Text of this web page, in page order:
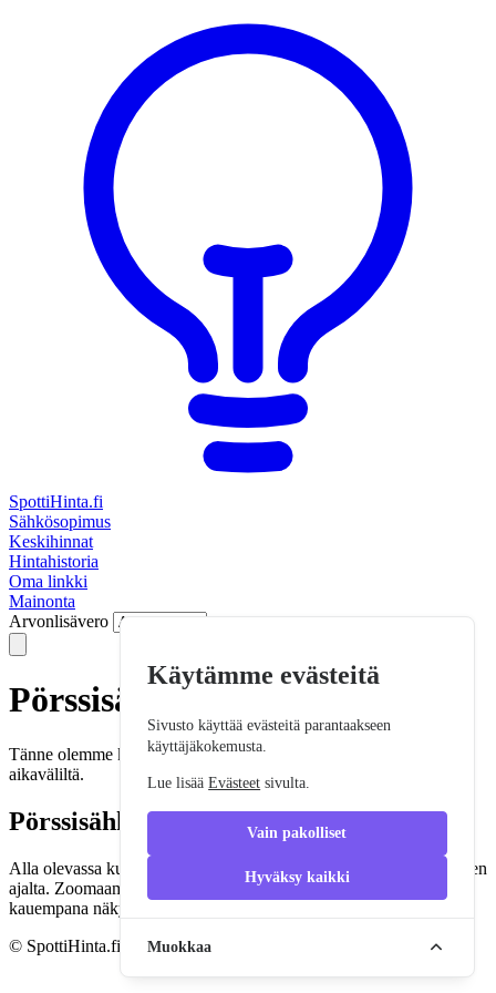
SpottiHinta.fi
Sähkösopimus
Keskihinnat
Hintahistoria
Oma linkki
Mainonta
Arvonlisävero
Pörssisähkön hintahistoria
Tänne olemme koonneet pörssisähkön hintahistoriaa pidemmältä
aikaväliltä.
Pörssisähkön hinnat tunnettain
Alla olevassa kuvaajassa on pörssisähkön hinnat viimeisen 2 vuoden
ajalta. Zoomaamalla lähemmäs näkee tuntikohtaisen hinnan ja
kauempana näkyy päiväkohtainen hinta.
© SpottiHinta.fi 2026 –spottihinta@gmail.com
Käytämme evästeitä
Sivusto käyttää evästeitä parantaakseen
käyttäjäkokemusta.
Lue lisääEvästeet sivulta.
Vain pakolliset
Hyväksy kaikki
Muokkaa